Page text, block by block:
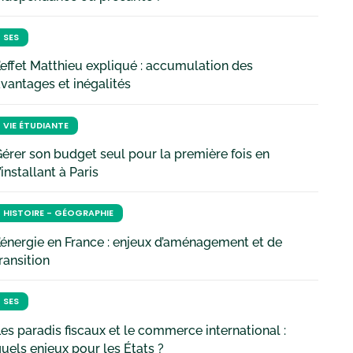
SES
Matthieu expliqué : accumulation des
et inégalités
VIE ÉTUDIANTE
son budget seul pour la première fois en
à Paris
HISTOIRE - GÉOGRAPHIE
en France : enjeux d’aménagement et de
SES
paradis fiscaux et le commerce international :
enjeux pour les États ?